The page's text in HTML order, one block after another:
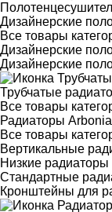
Дизайнерские
Все товары
Дизайнерские
Дизайнерские
Трубчатые
Все товары
Радиаторы Arbonia
Все товары
Вертикальные
Низкие радиаторы
Стандартные
Кронштейны для